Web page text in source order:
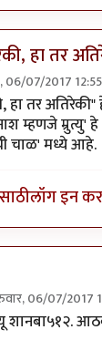
हा तर
06/07/2017 12:55
कसली रेकी, हा
हा तर
म्हणजे
चाळ' मध्ये आहे.
लॉग इन
06/07/2017
" ही कसली रेकी,
शानबा५१२.